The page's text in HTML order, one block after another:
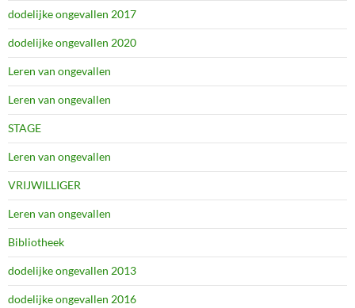
dodelijke ongevallen 2017
dodelijke ongevallen 2020
Leren van ongevallen
Leren van ongevallen
STAGE
Leren van ongevallen
VRIJWILLIGER
Leren van ongevallen
Bibliotheek
dodelijke ongevallen 2013
dodelijke ongevallen 2016